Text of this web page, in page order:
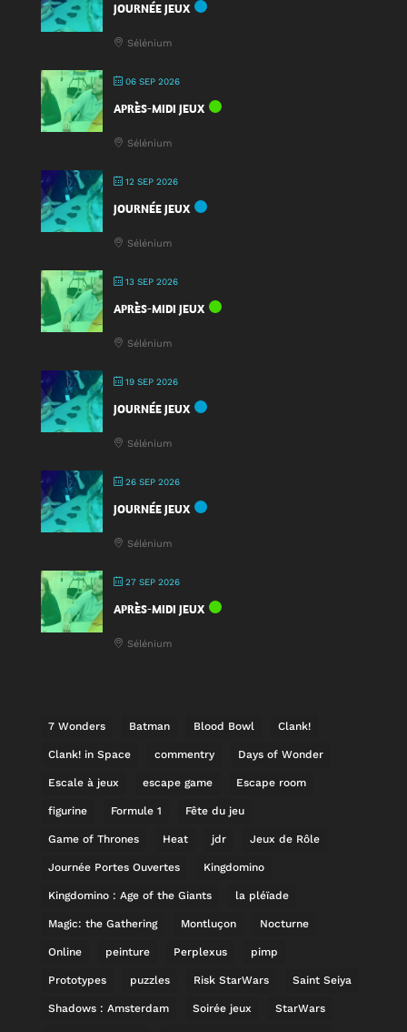
JOURNÉE JEUX
Sélénium
06 SEP 2026
APRÈS-MIDI JEUX
Sélénium
12 SEP 2026
JOURNÉE JEUX
Sélénium
13 SEP 2026
APRÈS-MIDI JEUX
Sélénium
19 SEP 2026
JOURNÉE JEUX
Sélénium
26 SEP 2026
JOURNÉE JEUX
Sélénium
27 SEP 2026
APRÈS-MIDI JEUX
Sélénium
7 Wonders Batman Blood Bowl Clank!
Clank! in Space commentry Days of Wonder
Escale à jeux escape game Escape room
figurine Formule 1 Fête du jeu
Game of Thrones Heat jdr Jeux de Rôle
Journée Portes Ouvertes Kingdomino
Kingdomino : Age of the Giants la pléïade
Magic: the Gathering Montluçon Nocturne
Online peinture Perplexus pimp
Prototypes puzzles Risk StarWars Saint Seiya
Shadows : Amsterdam Soirée jeux StarWars